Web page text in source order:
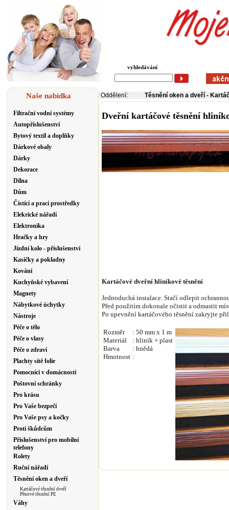
vyhledávání
Naše nabídka
Filtrační vodní systémy
Autopříslušenství
Bytový textil a doplňky
Dárkové obaly
Dárky
Dekorace
Dílna
Dům
Čistící a prací prostředky
Elekrické nářadí
Elektronika
Hračky a hry
Jízdní kolo - příslušenství
Kasičky a pokladny
Kování
Kuchyňské vybavení
Magnety
Nábytkové úchytky
Nástroje
Péče o tělo
Péče o vlasy
Péče o zdraví
Plachty sítě folie
Pomocníci v domácnosti
Poštovní schránky
Pro krásu
Pro Vaše bezpečí
Pro Vaše psy a kočky
Proti škůdcům
Příslušenství pro mobilní
telefony
Rolety
Ruční nářadí
Těsnění oken a dveří
Kartáčové těsnění dveří
Pěnové těsnění PE
Váhy
Oddělení: Těsnění oken a dveří -
Dveřní kartáčové těsnění
Kartáčové dveřní hliníkové těsnění
Jednoduchá instalace. Stačí odlepit
Před použitím dokonale očistit a odmastit
Po upevnění kartáčového těsnění zakryjte
Rozměr
Materiál
Barva
Hmotnost
: 50 mm x 1 m
: hliník + plast
: hnědá
: